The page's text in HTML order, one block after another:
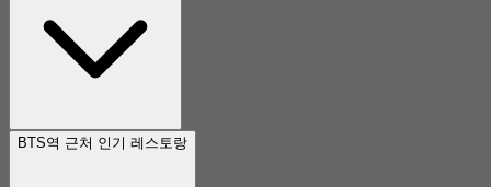
BTS역 근처 인기 레스토랑